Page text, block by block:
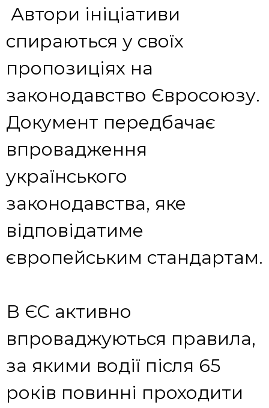
Автори ініціативи
спираються у своїх
пропозиціях на
законодавство Євросоюзу.
Документ передбачає
впровадження
українського
законодавства, яке
відповідатиме
європейським стандартам.
В ЄС активно
впроваджуються правила,
за якими водії після 65
років повинні проходити